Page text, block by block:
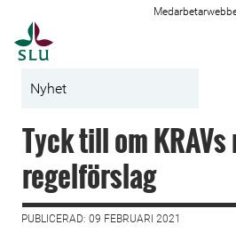
Nyhet
Tyck till om KRAVs
regelförslag
PUBLICERAD: 09 FEBRUARI 2021